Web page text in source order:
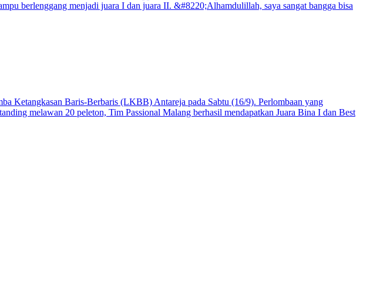
berlenggang menjadi juara I dan juara II. &#8220;Alhamdulillah, saya sangat bangga bisa
Ketangkasan Baris-Berbaris (LKBB) Antareja pada Sabtu (16/9). Perlombaan yang
melawan 20 peleton, Tim Passional Malang berhasil mendapatkan Juara Bina I dan Best